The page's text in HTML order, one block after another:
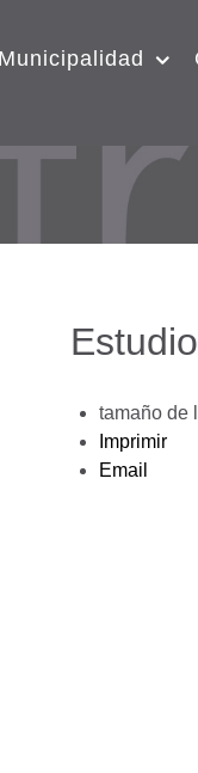
Municipalidad
tamaño de
Imprimir
Email